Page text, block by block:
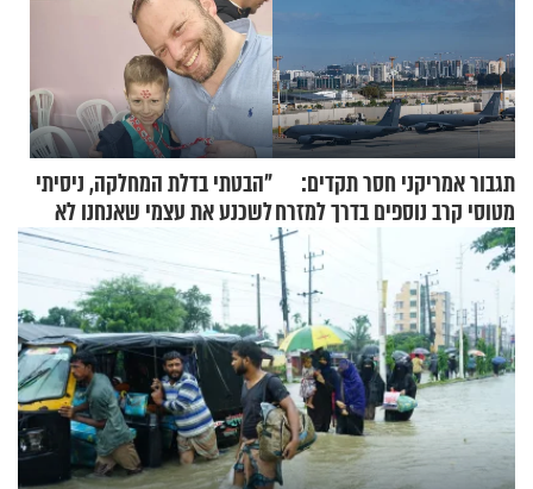
תגבור אמריקני חסר תקדים:
מטוסי קרב נוספים בדרך למזרח
התיכון
"הבטתי בדלת המחלקה, ניסיתי
לשכנע את עצמי שאנחנו לא
שייכים לשם"